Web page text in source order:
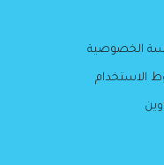
الخصوصية
الاستخدام